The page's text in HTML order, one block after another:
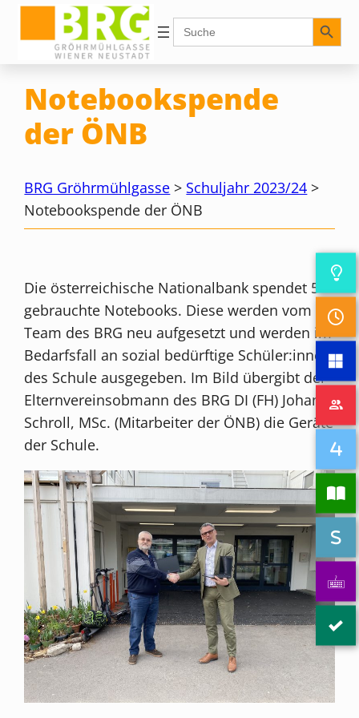
Inhalt
springen
Search
for:
Search Button
Notebookspende
der ÖNB
BRG Gröhrmühlgasse > Schuljahr 2023/24 >
Notebookspende der ÖNB
Die österreichische Nationalbank spendet 5
gebrauchte Notebooks. Diese werden vom IT-
Team des BRG neu aufgesetzt und werden im
Bedarfsfall an sozial bedürftige Schüler:innen
des Schule ausgegeben. Im Bild übergibt der
Elternvereinsobmann des BRG DI (FH) Johann
Schroll, MSc. (Mitarbeiter der ÖNB) die Geräte
der Schule.